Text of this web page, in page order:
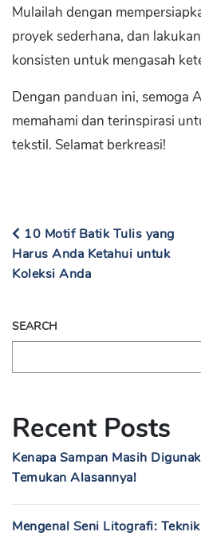
Mulailah dengan
proyek sederhana, dan
konsisten untuk mengasah
Dengan panduan ini, semoga
memahami dan terinspirasi
tekstil. Selamat berkreasi!
10 Motif Batik Tulis yang
Harus Anda Ketahui untuk
Koleksi Anda
SEARCH
Recent Posts
Kenapa Sampan Masih
Temukan Alasannya!
Mengenal Seni Litografi: